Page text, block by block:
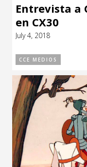
Entrevista a
en CX30
July 4, 2018
CCE MEDIOS